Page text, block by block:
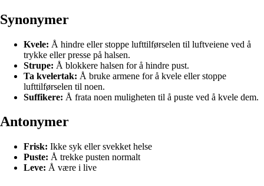
Synonymer
Kvele: Å hindre eller stoppe lufttilførselen til luftveiene ved å
trykke eller presse på halsen.
Strupe: Å blokkere halsen for å hindre pust.
Ta kvelertak: Å bruke armene for å kvele eller stoppe
lufttilførselen til noen.
Suffikere: Å frata noen muligheten til å puste ved å kvele dem.
Antonymer
Frisk: Ikke syk eller svekket helse
Puste: Å trekke pusten normalt
Leve: Å være i live